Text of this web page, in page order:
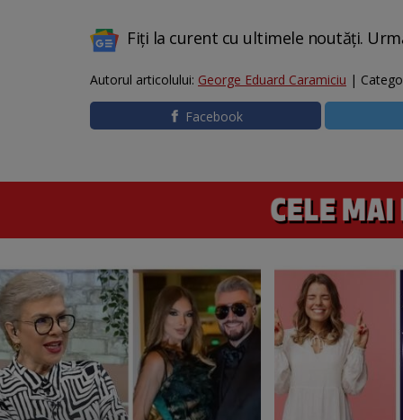
Fiți la curent cu ultimele noutăți.
Autorul articolului: George Eduard Caramiciu |
Facebook